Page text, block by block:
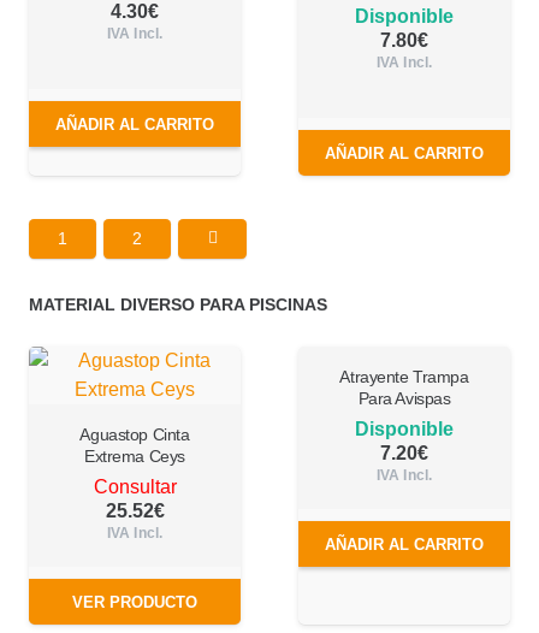
4.30€
IVA Incl.
AÑADIR AL CARRITO
Disponible
7.80€
IVA Incl.
AÑADIR AL CARRITO
1 2
MATERIAL DIVERSO PARA PISCINAS
Aguastop Cinta
Extrema Ceys
Consultar
25.52€
IVA Incl.
VER PRODUCTO
Atrayente Trampa
Para Avispas
Disponible
7.20€
IVA Incl.
AÑADIR AL CARRITO